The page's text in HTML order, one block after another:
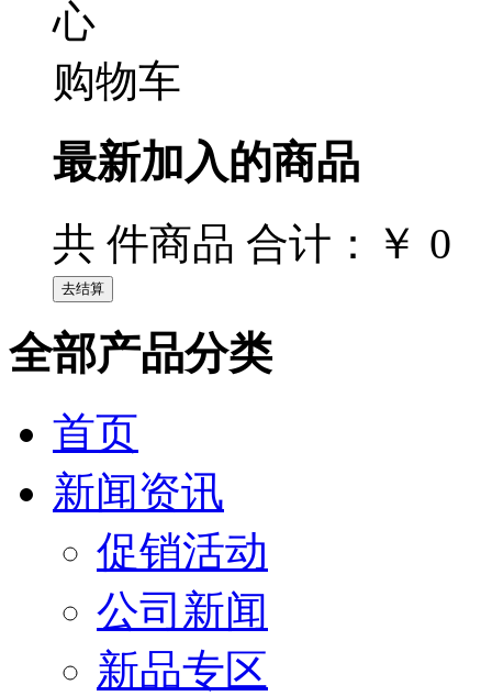
购物车
最新加入的商品
共 件商品 合计： ￥ 0
全部产品分类
首页
新闻资讯
促销活动
公司新闻
新品专区